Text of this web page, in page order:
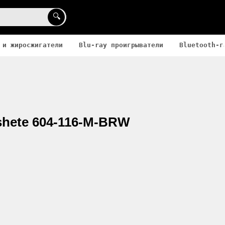
🔍
жиросжигатели Blu-ray проигрыватели Bluetooth-
604-116-M-BRW